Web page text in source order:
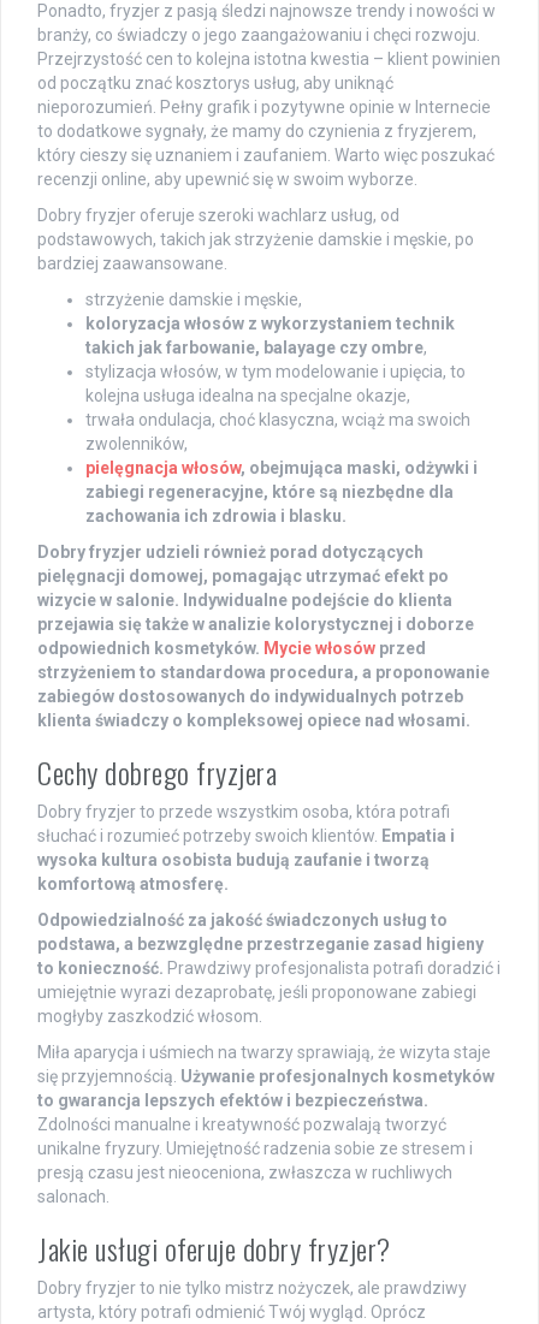
Ponadto, fryzjer z pasją śledzi najnowsze trendy i nowości w
branży, co świadczy o jego zaangażowaniu i chęci rozwoju.
Przejrzystość cen to kolejna istotna kwestia – klient powinien
od początku znać kosztorys usług, aby uniknąć
nieporozumień. Pełny grafik i pozytywne opinie w Internecie
to dodatkowe sygnały, że mamy do czynienia z fryzjerem,
który cieszy się uznaniem i zaufaniem. Warto więc poszukać
recenzji online, aby upewnić się w swoim wyborze.
Dobry fryzjer oferuje szeroki wachlarz usług, od
podstawowych, takich jak strzyżenie damskie i męskie, po
bardziej zaawansowane.
strzyżenie damskie i męskie,
koloryzacja włosów z wykorzystaniem technik
takich jak farbowanie, balayage czy ombre,
stylizacja włosów, w tym modelowanie i upięcia, to
kolejna usługa idealna na specjalne okazje,
trwała ondulacja, choć klasyczna, wciąż ma swoich
zwolenników,
pielęgnacja włosów, obejmująca maski, odżywki i
zabiegi regeneracyjne, które są niezbędne dla
zachowania ich zdrowia i blasku.
Dobry fryzjer udzieli również porad dotyczących
pielęgnacji domowej, pomagając utrzymać efekt po
wizycie w salonie. Indywidualne podejście do klienta
przejawia się także w analizie kolorystycznej i doborze
odpowiednich kosmetyków. Mycie włosów przed
strzyżeniem to standardowa procedura, a proponowanie
zabiegów dostosowanych do indywidualnych potrzeb
klienta świadczy o kompleksowej opiece nad włosami.
Cechy dobrego fryzjera
Dobry fryzjer to przede wszystkim osoba, która potrafi
słuchać i rozumieć potrzeby swoich klientów. Empatia i
wysoka kultura osobista budują zaufanie i tworzą
komfortową atmosferę.
Odpowiedzialność za jakość świadczonych usług to
podstawa, a bezwzględne przestrzeganie zasad higieny
to konieczność. Prawdziwy profesjonalista potrafi doradzić i
umiejętnie wyrazi dezaprobatę, jeśli proponowane zabiegi
mogłyby zaszkodzić włosom.
Miła aparycja i uśmiech na twarzy sprawiają, że wizyta staje
się przyjemnością. Używanie profesjonalnych kosmetyków
to gwarancja lepszych efektów i bezpieczeństwa.
Zdolności manualne i kreatywność pozwalają tworzyć
unikalne fryzury. Umiejętność radzenia sobie ze stresem i
presją czasu jest nieoceniona, zwłaszcza w ruchliwych
salonach.
Jakie usługi oferuje dobry fryzjer?
Dobry fryzjer to nie tylko mistrz nożyczek, ale prawdziwy
artysta, który potrafi odmienić Twój wygląd. Oprócz